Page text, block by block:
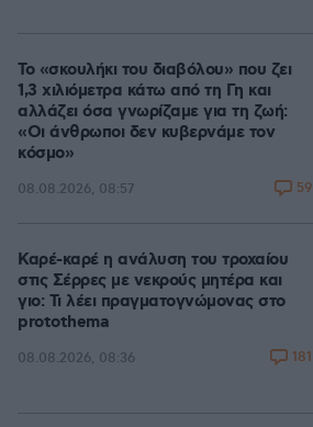
Το «σκουλήκι του διαβόλου» που ζει
1,3 χιλιόμετρα κάτω από τη Γη και
αλλάζει όσα γνωρίζαμε για τη ζωή:
«Οι άνθρωποι δεν κυβερνάμε τον
κόσμο»
08.08.2026, 08:57 59
Καρέ-καρέ η ανάλυση του τροχαίου
στις Σέρρες με νεκρούς μητέρα και
γιο: Τι λέει πραγματογνώμονας στο
protothema
08.08.2026, 08:36 181